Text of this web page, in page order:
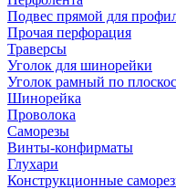
Подвес прямой для
Прочая перфорация
Траверсы
Уголок для шинорейки
Уголок рамный по
Шинорейка
Проволока
Саморезы
Винты-конфирматы
Глухари
Конструкционные